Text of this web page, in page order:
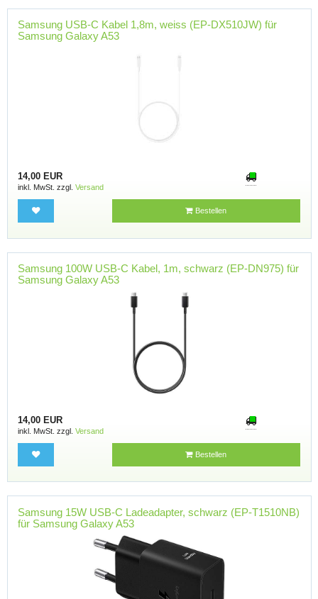
Samsung USB-C Kabel 1,8m, weiss (EP-DX510JW) für
Samsung Galaxy A53
14,00 EUR
inkl. MwSt. zzgl. Versand
Bestellen
Samsung 100W USB-C Kabel, 1m, schwarz (EP-DN975) für
Samsung Galaxy A53
14,00 EUR
inkl. MwSt. zzgl. Versand
Bestellen
Samsung 15W USB-C Ladeadapter, schwarz (EP-T1510NB)
für Samsung Galaxy A53